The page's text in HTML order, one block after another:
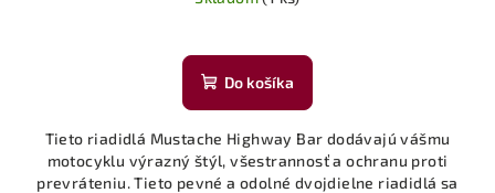
Do košíka
Tieto riadidlá Mustache Highway Bar dodávajú vášmu
motocyklu výrazný štýl, všestrannosť a ochranu proti
prevráteniu. Tieto pevné a odolné dvojdielne riadidlá sa